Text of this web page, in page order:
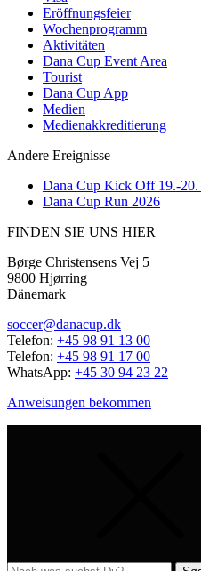
Eröffnungsfeier
Wochenprogramm
Aktivitäten
Dana Cup Event Area
Tourist
Dana Cup App
Medien
Medienakkreditierung
Andere Ereignisse
Dana Cup Kick Off 19.-20.
Dana Cup Run 2026
FINDEN SIE UNS HIER
Børge Christensens Vej 5
9800 Hjørring
Dänemark
soccer@danacup.dk
Telefon: +45 98 91 13 00
Telefon: +45 98 91 17 00
WhatsApp: +45 30 94 23 22
Anweisungen bekommen